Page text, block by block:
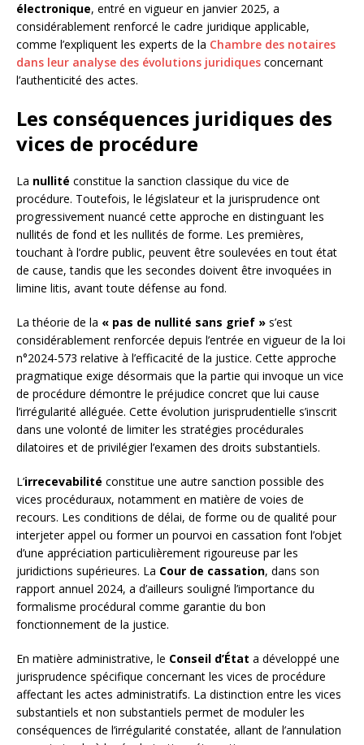
électronique, entré en vigueur en janvier 2025, a
considérablement renforcé le cadre juridique applicable,
comme l’expliquent les experts de la Chambre des notaires
dans leur analyse des évolutions juridiques concernant
l’authenticité des actes.
Les conséquences juridiques des
vices de procédure
La nullité constitue la sanction classique du vice de
procédure. Toutefois, le législateur et la jurisprudence ont
progressivement nuancé cette approche en distinguant les
nullités de fond et les nullités de forme. Les premières,
touchant à l’ordre public, peuvent être soulevées en tout état
de cause, tandis que les secondes doivent être invoquées in
limine litis, avant toute défense au fond.
La théorie de la « pas de nullité sans grief » s’est
considérablement renforcée depuis l’entrée en vigueur de la loi
n°2024-573 relative à l’efficacité de la justice. Cette approche
pragmatique exige désormais que la partie qui invoque un vice
de procédure démontre le préjudice concret que lui cause
l’irrégularité alléguée. Cette évolution jurisprudentielle s’inscrit
dans une volonté de limiter les stratégies procédurales
dilatoires et de privilégier l’examen des droits substantiels.
L’irrecevabilité constitue une autre sanction possible des
vices procéduraux, notamment en matière de voies de
recours. Les conditions de délai, de forme ou de qualité pour
interjeter appel ou former un pourvoi en cassation font l’objet
d’une appréciation particulièrement rigoureuse par les
juridictions supérieures. La Cour de cassation, dans son
rapport annuel 2024, a d’ailleurs souligné l’importance du
formalisme procédural comme garantie du bon
fonctionnement de la justice.
En matière administrative, le Conseil d’État a développé une
jurisprudence spécifique concernant les vices de procédure
affectant les actes administratifs. La distinction entre les vices
substantiels et non substantiels permet de moduler les
conséquences de l’irrégularité constatée, allant de l’annulation